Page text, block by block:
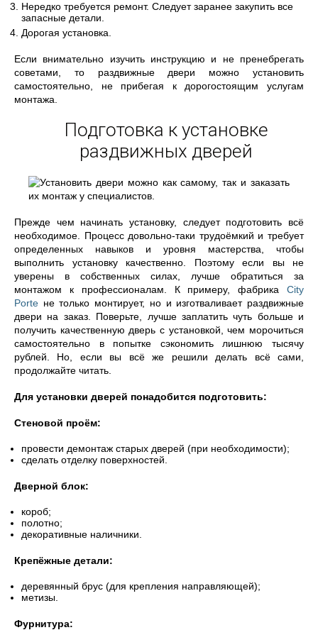
Нередко требуется ремонт. Следует заранее закупить все
запасные детали.
Дорогая установка.
Если внимательно изучить инструкцию и не пренебрегать
советами, то раздвижные двери можно установить
самостоятельно, не прибегая к дорогостоящим услугам
монтажа.
Подготовка к установке
раздвижных дверей
Прежде чем начинать установку, следует подготовить всё
необходимое. Процесс довольно-таки трудоёмкий и требует
определенных навыков и уровня мастерства, чтобы
выполнить установку качественно. Поэтому если вы не
уверены в собственных силах, лучше обратиться за
монтажом к профессионалам. К примеру, фабрика City
Porte не только монтирует, но и изготваливает раздвижные
двери на заказ. Поверьте, лучше заплатить чуть больше и
получить качественную дверь с установкой, чем морочиться
самостоятельно в попытке сэкономить лишнюю тысячу
рублей. Но, если вы всё же решили делать всё сами,
продолжайте читать.
Для установки дверей понадобится подготовить:
Стеновой проём:
провести демонтаж старых дверей (при необходимости);
сделать отделку поверхностей.
Дверной блок:
короб;
полотно;
декоративные наличники.
Крепёжные детали:
деревянный брус (для крепления направляющей);
метизы.
Фурнитура: